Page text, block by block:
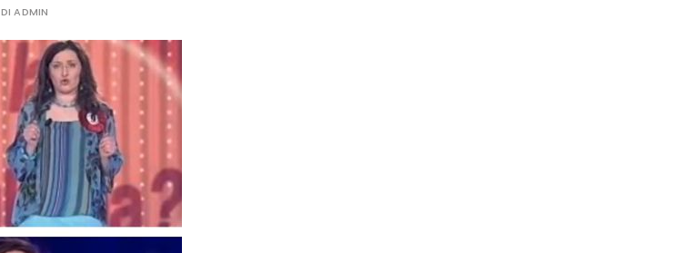
DIADMIN